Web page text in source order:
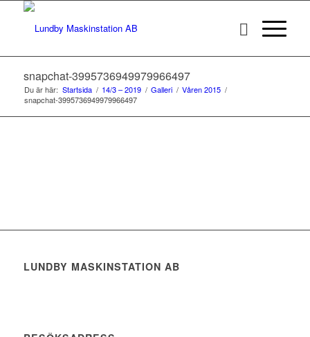
snapchat-3995736949979966497
Du är här: Startsida / 14/3 – 2019 / Galleri / Våren 2015 /
snapchat-3995736949979966497
LUNDBY MASKINSTATION AB